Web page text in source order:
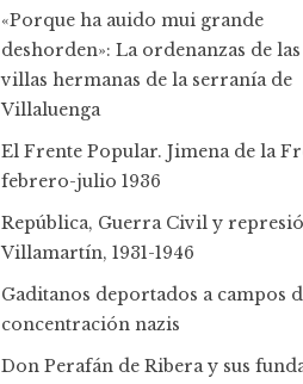
«Porque ha auido mui grande
deshorden»: La ordenanzas de
villas hermanas de la serranía de
Villaluenga
El Frente Popular. Jimena de la
febrero-julio 1936
República, Guerra Civil y
Villamartín, 1931-1946
Gaditanos deportados a campos
concentración nazis
Don Perafán de Ribera y sus